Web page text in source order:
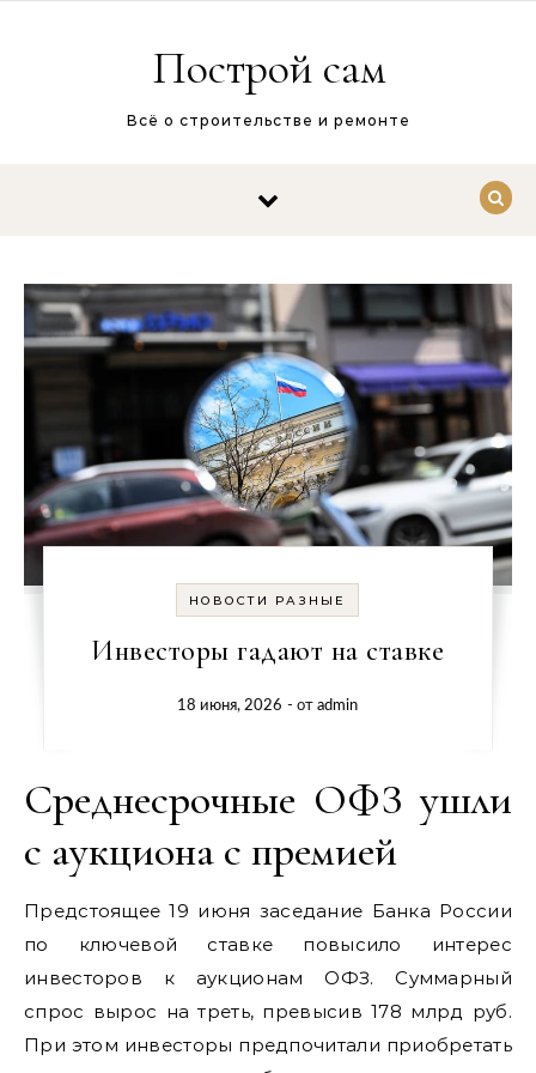
Построй сам
Всё о строительстве и ремонте
НОВОСТИ РАЗНЫЕ
Инвесторы гадают на ставке
18 июня, 2026 - отadmin
Среднесрочные ОФЗ ушли
с аукциона с премией
Предстоящее 19 июня заседание Банка России
по ключевой ставке повысило интерес
инвесторов к аукционам ОФЗ. Суммарный
спрос вырос на треть, превысив 178 млрд руб.
При этом инвесторы предпочитали приобретать